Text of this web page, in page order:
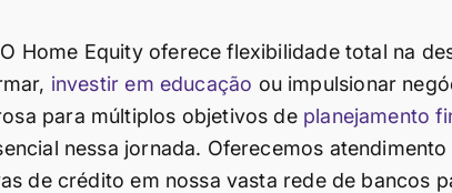
Home Equity oferece flexibilidade total na
investir em educação ou impulsionar
para múltiplos objetivos de planejamento
nessa jornada. Oferecemos
de crédito em nossa vasta rede de bancos